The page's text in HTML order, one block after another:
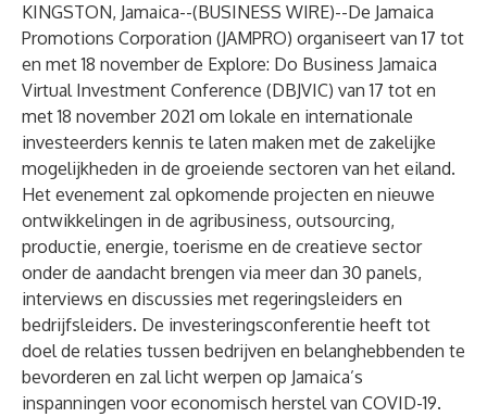
KINGSTON, Jamaica--(BUSINESS WIRE)--De Jamaica
Promotions Corporation (JAMPRO) organiseert van 17 tot
en met 18 november de Explore: Do Business Jamaica
Virtual Investment Conference (DBJVIC) van 17 tot en
met 18 november 2021 om lokale en internationale
investeerders kennis te laten maken met de zakelijke
mogelijkheden in de groeiende sectoren van het eiland.
Het evenement zal opkomende projecten en nieuwe
ontwikkelingen in de agribusiness, outsourcing,
productie, energie, toerisme en de creatieve sector
onder de aandacht brengen via meer dan 30 panels,
interviews en discussies met regeringsleiders en
bedrijfsleiders. De investeringsconferentie heeft tot
doel de relaties tussen bedrijven en belanghebbenden te
bevorderen en zal licht werpen op Jamaica’s
inspanningen voor economisch herstel van COVID-19.